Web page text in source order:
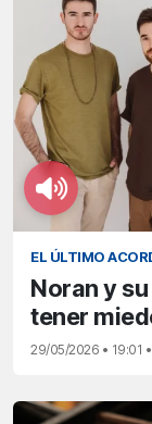
EL ÚLTIMO
Noran y
tener
29/05/2026 • 19:01 •